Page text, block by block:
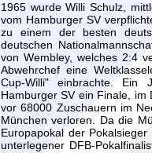
1965 wurde Willi Schulz,
vom Hamburger SV
zu einem der besten
deutschen
von Wembley, welches 2:4
Abwehrchef eine
Cup-Willi" einbrachte.
Hamburger SV ein Finale,
vor 68000 Zuschauern im
München verloren. Da die
Europapokal der
unterlegener DFB-